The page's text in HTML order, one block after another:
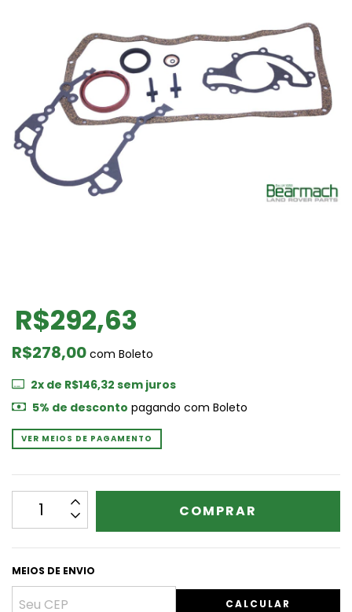
R$292,63
R$278,00 com Boleto
2x de R$146,32 sem juros
5% de desconto pagando com Boleto
VER MEIOS DE PAGAMENTO
MEIOS DE ENVIO
CALCULAR